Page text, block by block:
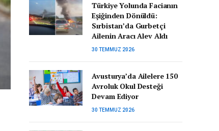
Türkiye Yolunda Facianın
Eşiğinden Dönüldü:
Sırbistan’da Gurbetçi
Ailenin Aracı Alev Aldı
30 TEMMUZ 2026
Avusturya’da Ailelere 150
Avroluk Okul Desteği
Devam Ediyor
30 TEMMUZ 2026